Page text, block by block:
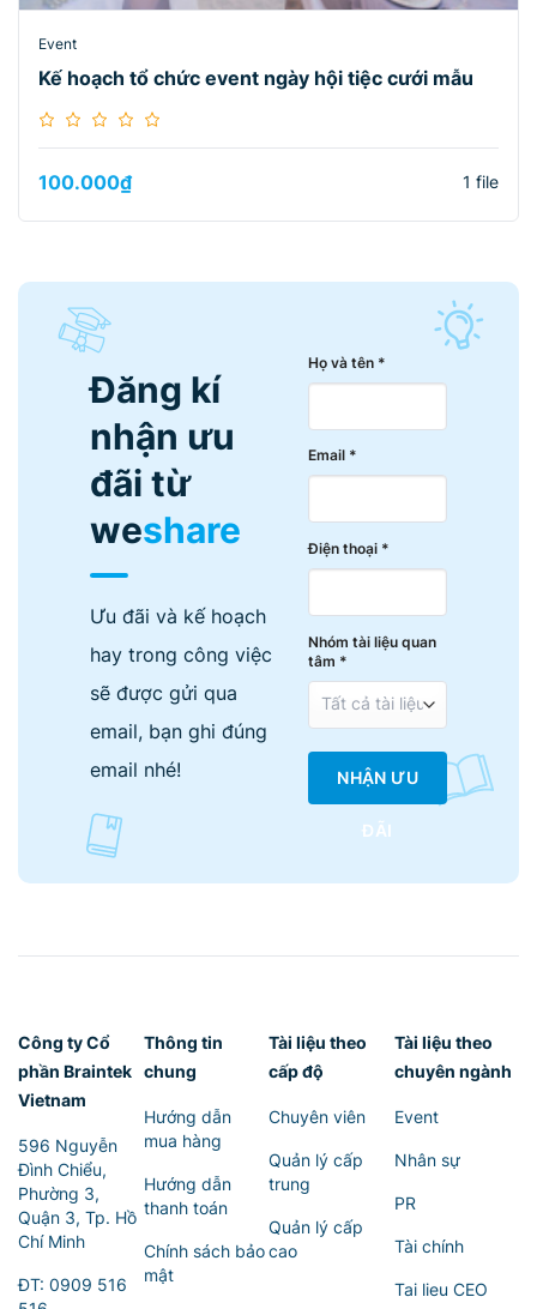
Event
Kế hoạch tổ chức event ngày hội tiệc cưới mẫu
100.000₫ 1 file
Đăng kí
nhận ưu
đãi từ
weshare
Ưu đãi và kế hoạch
hay trong công việc
sẽ được gửi qua
email, bạn ghi đúng
email nhé!
Họ và tên *
Email *
Điện thoại *
Nhóm tài liệu quan
tâm *
NHẬN ƯU
ĐÃI
Công ty Cổ
phần Braintek
Vietnam
596 Nguyễn
Đình Chiểu,
Phường 3,
Quận 3, Tp. Hồ
Chí Minh
ĐT: 0909 516
Thông tin
chung
Hướng dẫn
mua hàng
Hướng dẫn
thanh toán
Chính sách bảo
mật
Tài liệu theo
cấp độ
Chuyên viên
Quản lý cấp
trung
Quản lý cấp
cao
Tài liệu theo
chuyên ngành
Event
Nhân sự
PR
Tài chính
Tai lieu CEO